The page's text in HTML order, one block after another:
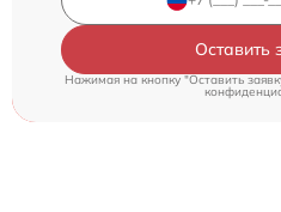
Оставить
Нажимая на кнопку "Оставить